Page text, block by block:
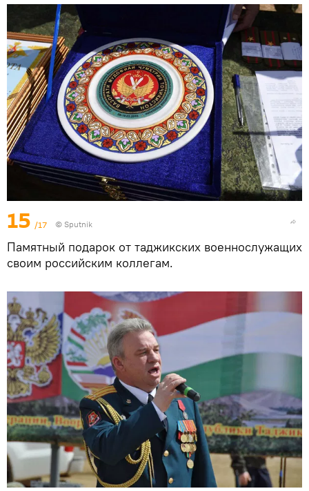
15 /17 © Sputnik
Памятный подарок от таджикских военнослужащих
своим российским коллегам.